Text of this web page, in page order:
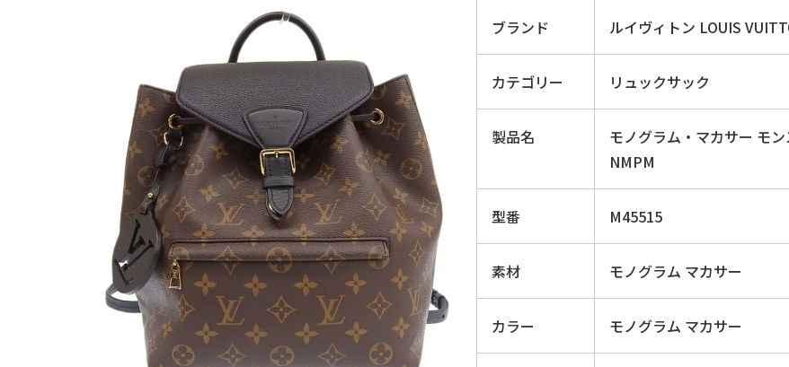
ブランド ルイヴィトン LOUIS
カテゴリー リュックサック
製品名
モノグラム・マカサー モン
NMPM
型番 M45515
素材 モノグラム マカサー
カラー モノグラム マカサー